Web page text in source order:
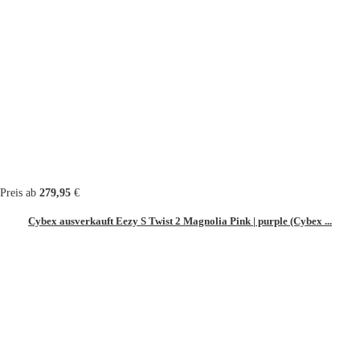
Preis ab 279,95 €
Cybex ausverkauft Eezy S Twist 2 Magnolia Pink | purple (Cybex ...